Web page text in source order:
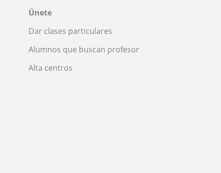
Únete
Dar clases particulares
Alumnos que buscan profesor
Alta centros